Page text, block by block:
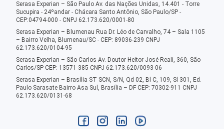
Serasa Experian – São Paulo Av. das Nações Unidas, 14.401 - Torre
Sucupira - 24ºandar - Chácara Santo Antônio, São Paulo/SP -
CEP:04794-000 - CNPJ 62.173.620/0001-80
Serasa Experian – Blumenau Rua Dr. Léo de Carvalho, 74 – Sala 1105
– Bairro Velha, Blumenau/SC - CEP: 89036-239 CNPJ
62.173.620/0104-95
Serasa Experian – São Carlos Av. Doutor Heitor José Reali, 360, São
Carlos/SP CEP: 13571-385 CNPJ 62.173.620/0093-06
Serasa Experian – Brasília ST SCN, S/N, Qd 02, Bl C, 109, Sl 301, Ed.
Paulo Sarasate Bairro Asa Sul, Brasília – DF CEP: 70302-911 CNPJ
62.173.620/0131-68